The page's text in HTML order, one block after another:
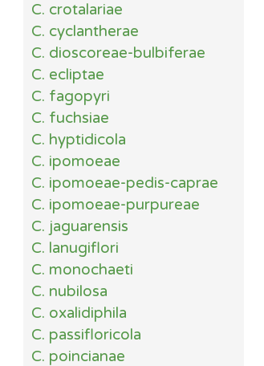
C. crotalariae
C. cyclantherae
C. dioscoreae-bulbiferae
C. ecliptae
C. fagopyri
C. fuchsiae
C. hyptidicola
C. ipomoeae
C. ipomoeae-pedis-caprae
C. ipomoeae-purpureae
C. jaguarensis
C. lanugiflori
C. monochaeti
C. nubilosa
C. oxalidiphila
C. passifloricola
C. poincianae